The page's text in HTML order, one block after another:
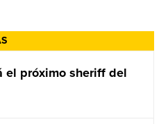
el próximo sheriff del